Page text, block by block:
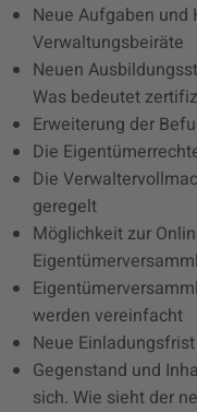
Neue Aufgaben
Verwaltungsbeiräte
Neuen
Was bedeutet
Erweiterung der
Die
Die
geregelt
Möglichkeit zur
werden vereinfacht
Neue
Gegenstand und
sich. Wie sieht der